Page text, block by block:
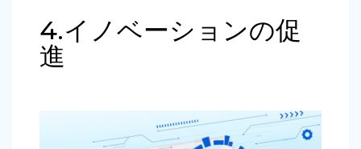
4.イノベーションの促
進